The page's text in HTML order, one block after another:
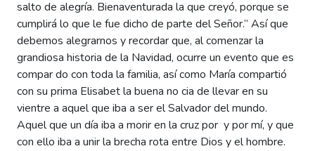
salto de alegría. Bienaventurada la que creyó, porque se
cumplirá lo que le fue dicho de parte del Señor.” Así que
debemos alegrarnos y recordar que, al comenzar la
grandiosa historia de la Navidad, ocurre un evento que es
compar do con toda la familia, así como María compartió
con su prima Elisabet la buena no cia de llevar en su
vientre a aquel que iba a ser el Salvador del mundo.
Aquel que un día iba a morir en la cruz por y por mí, y que
con ello iba a unir la brecha rota entre Dios y el hombre.